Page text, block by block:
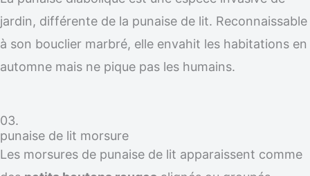
jardin, différente de la punaise de lit. Reconnaissable
à son bouclier marbré, elle envahit les habitations en
automne mais ne pique pas les humains.
03.
punaise de lit morsure
Les morsures de punaise de lit apparaissent comme